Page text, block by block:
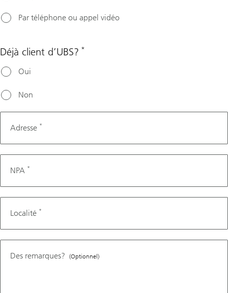
Par téléphone ou appel vidéo
Déjà client d’UBS? *
Oui
Non
Adresse *
NPA *
Localité *
Des remarques? (Optionnel)